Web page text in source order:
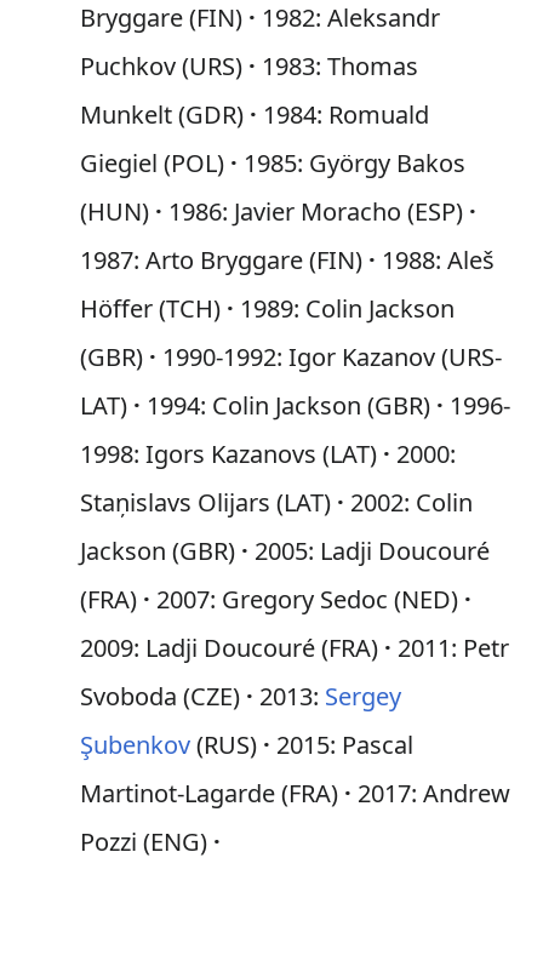
Bryggare (FIN)
1982: Aleksandr
Puchkov (URS)
1983: Thomas
Munkelt (GDR)
1984: Romuald
Giegiel (POL)
1985: György Bakos
(HUN)
1986: Javier Moracho (ESP)
1987: Arto Bryggare (FIN)
1988: Aleš
Höffer (TCH)
1989: Colin Jackson
(GBR)
1990-1992: Igor Kazanov (URS-
LAT)
1994: Colin Jackson (GBR)
1996-
1998: Igors Kazanovs (LAT)
2000:
Staņislavs Olijars (LAT)
2002: Colin
Jackson (GBR)
2005: Ladji Doucouré
(FRA)
2007: Gregory Sedoc (NED)
2009: Ladji Doucouré (FRA)
2011: Petr
Svoboda (CZE)
2013: Sergey
Şubenkov(RUS)
2015: Pascal
Martinot-Lagarde (FRA)
2017: Andrew
Pozzi (ENG)